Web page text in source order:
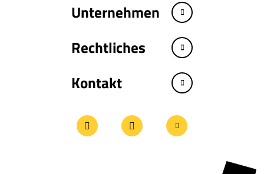
Unternehmen
Rechtliches
Kontakt